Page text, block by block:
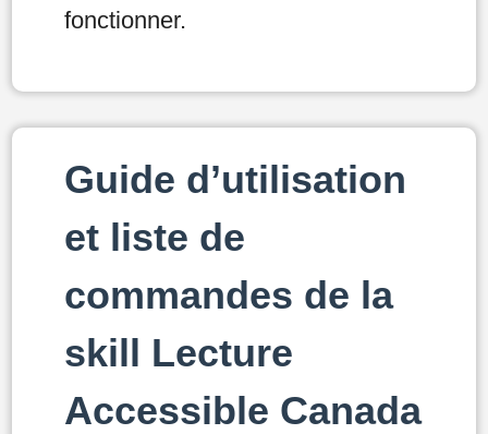
fonctionner.
Guide d’utilisation
et liste de
commandes de la
skill Lecture
Accessible Canada